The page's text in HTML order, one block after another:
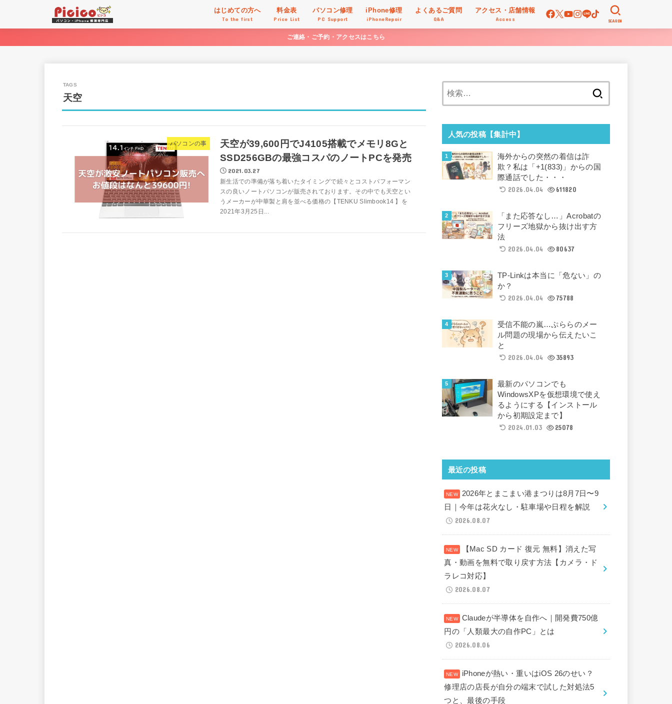
はじめての方へ
To the first
料金表
Price List
パソコン修理
PC Support
iPhone修理
iPhoneRepair
よくあるご質問
Q&A
アクセス・店舗情報
Access SEARCH
ご連絡・ご予約・アクセスはこちら
天空
パソコンの事
天空が39,600円でJ4105搭載でメモリ8Gと
SSD256GBの最強コスパのノートPCを発売
2021.03.27
新生活での準備が落ち着いたタイミングで続々とコストパフォーマン
スの良いノートパソコンが販売されております。その中でも天空とい
うメーカーが中華製と肩を並べる価格の【TENKU Slimbook14 】を
2021年3月25日...
人気の投稿【集計中】
海外からの突然の着信は詐
欺？私は「+1(833)」からの国
際通話でした・・・
2026.04.04
611820
「また応答なし…」Acrobatの
フリーズ地獄から抜け出す方
法
2026.04.04
80637
TP-Linkは本当に「危ない」の
か？
2026.04.04
75788
受信不能の嵐…ぷららのメー
ル問題の現場から伝えたいこ
と
2026.04.04
35893
最新のパソコンでも
WindowsXPを仮想環境で使え
るようにする【インストール
から初期設定まで】
2024.01.03
25078
最近の投稿
2026年とまこまい港まつりは8月7日〜9
日｜今年は花火なし・駐車場や日程を解説
2026.08.07
【Mac SD カード 復元 無料】消えた写
真・動画を無料で取り戻す方法【カメラ・ド
ラレコ対応】
2026.08.07
Claudeが半導体を自作へ｜開発費750億
円の「人類最大の自作PC」とは
2026.08.06
iPhoneが熱い・重いはiOS 26のせい？
修理店の店長が自分の端末で試した対処法5
つと、最後の手段